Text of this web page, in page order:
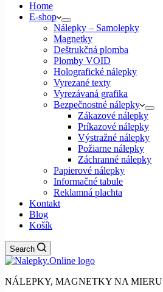
Home
E-shop
Nálepky – Samolepky
Magnetky
Deštrukčná plomba
Plomby VOID
Holografické nálepky
Vyrezané texty
Vyrezávaná grafika
Bezpečnostné nálepky
Zákazové nálepky
Príkazové nálepky
Výstražné nálepky
Požiarne nálepky
Záchranné nálepky
Papierové nálepky
Informačné tabule
Reklamná plachta
Kontakt
Blog
Košík
Search
NÁLEPKY, MAGNETKY NA MIERU